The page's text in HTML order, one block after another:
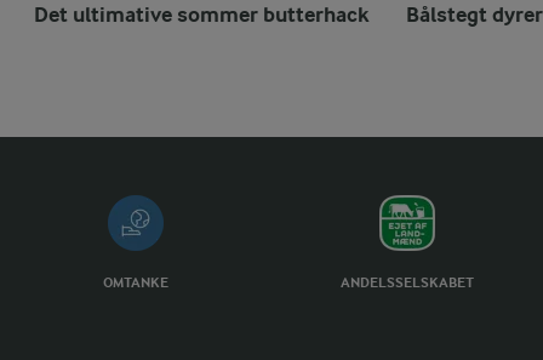
Det ultimative sommer butterhack Bålstegt
OMTANKE ANDELSSELSKABET